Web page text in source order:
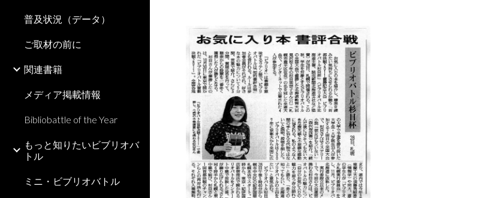
普及状況（データ）
ご取材の前に
関連書籍
メディア掲載情報
Bibliobattle of the Year
もっと知りたいビブリオバ
トル
ミニ・ビブリオバトル